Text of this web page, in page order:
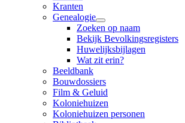
Kranten
Genealogie
Zoeken op naam
Bekijk Bevolkingsregisters
Huwelijksbijlagen
Wat zit erin?
Beeldbank
Bouwdossiers
Film & Geluid
Koloniehuizen
Koloniehuizen personen